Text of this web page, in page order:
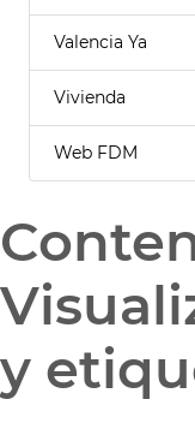
Valencia Ya
Vivienda
Web FDM
y